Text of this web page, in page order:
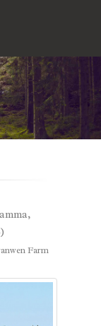
Farm